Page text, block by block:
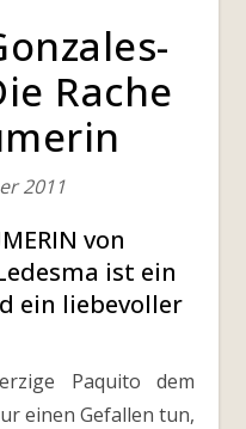
Rache
2011
von
ist ein
ein liebevoller
einen Gefallen tun,